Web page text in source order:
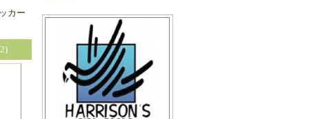
カー